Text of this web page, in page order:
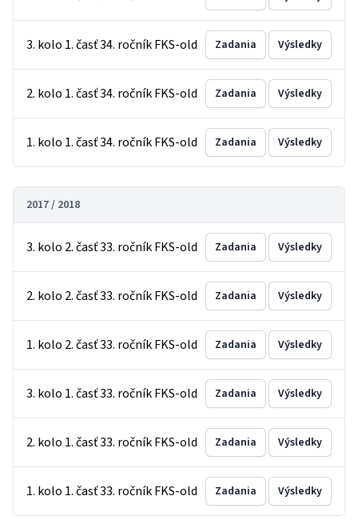
3. kolo 1. časť 34. ročník FKS-old Zadania Výsledky
2. kolo 1. časť 34. ročník FKS-old Zadania Výsledky
1. kolo 1. časť 34. ročník FKS-old Zadania Výsledky
2017 / 2018
3. kolo 2. časť 33. ročník FKS-old Zadania Výsledky
2. kolo 2. časť 33. ročník FKS-old Zadania Výsledky
1. kolo 2. časť 33. ročník FKS-old Zadania Výsledky
3. kolo 1. časť 33. ročník FKS-old Zadania Výsledky
2. kolo 1. časť 33. ročník FKS-old Zadania Výsledky
1. kolo 1. časť 33. ročník FKS-old Zadania Výsledky